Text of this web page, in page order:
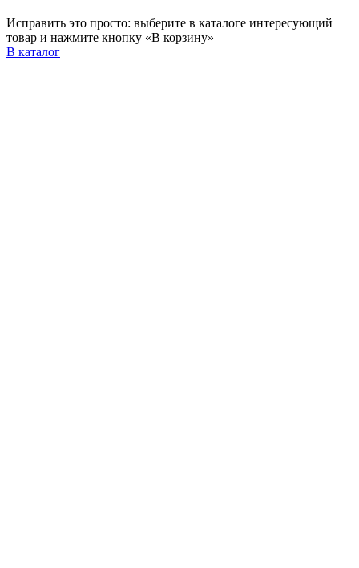
Исправить это просто: выберите в каталоге интересующий
товар и нажмите кнопку «В корзину»
В каталог